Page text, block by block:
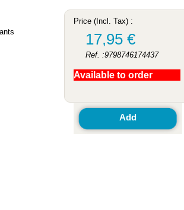
Price (Incl. Tax) :
17,95 €
Ref. :9798746174437
Available to order
Add